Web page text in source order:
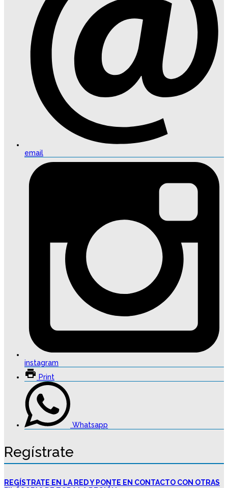
email
instagram
Print
Whatsapp
Regístrate
REGÍSTRATE EN LA RED Y PONTE EN CONTACTO CON OTRAS